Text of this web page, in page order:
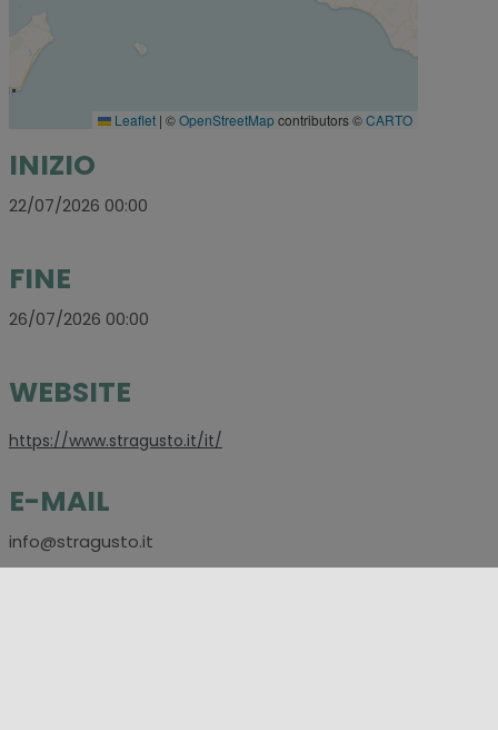
Leaflet | ©OpenStreetMapcontributors ©CARTO
INIZIO
22/07/2026 00:00
FINE
26/07/2026 00:00
WEBSITE
https://www.stragusto.it/it/
E-MAIL
info@stragusto.it